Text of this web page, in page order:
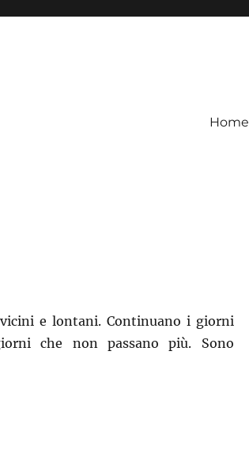
Home
e lontani. Continuano i giorni
che non passano più. Sono